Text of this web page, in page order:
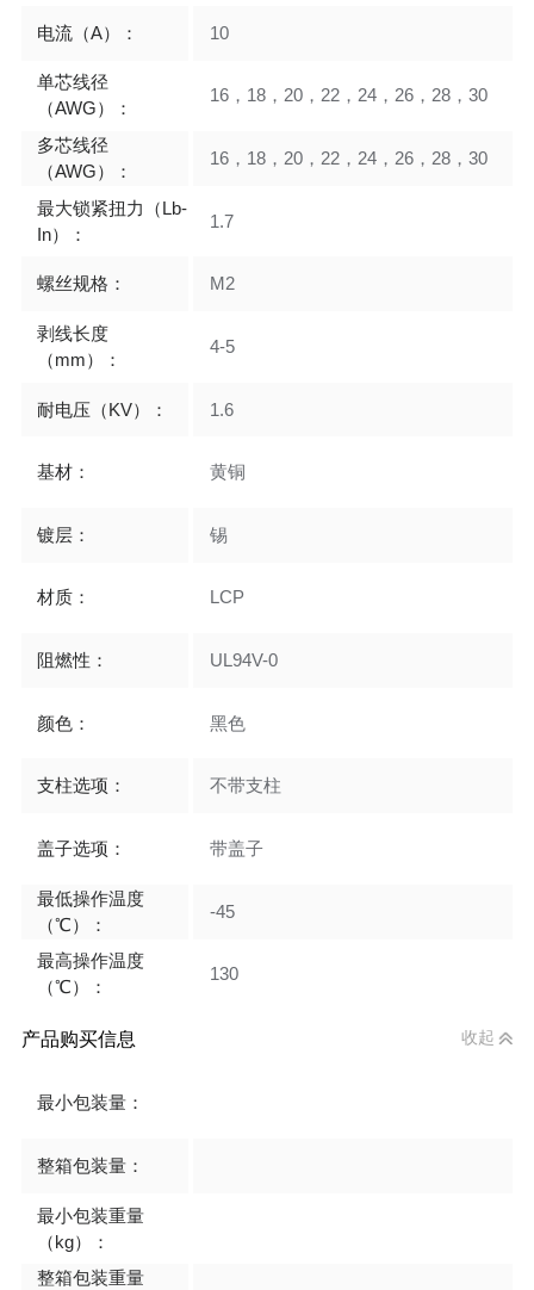
电流（A）： 10
单芯线径
（AWG）：
16，18，20，22，24，26，28，30
多芯线径
（AWG）：
16，18，20，22，24，26，28，30
最大锁紧扭力（Lb-
In）：
1.7
螺丝规格： M2
剥线长度
（mm）：
4-5
耐电压（KV）： 1.6
基材： 黄铜
镀层： 锡
材质： LCP
阻燃性： UL94V-0
颜色： 黑色
支柱选项： 不带支柱
盖子选项： 带盖子
最低操作温度
（℃）：
-45
最高操作温度
（℃）：
130
产品购买信息 收起
最小包装量：
整箱包装量：
最小包装重量
（kg）：
整箱包装重量